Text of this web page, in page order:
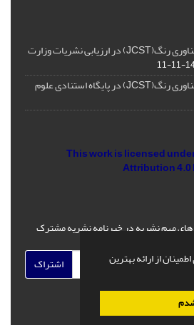
از ارائه بهترین
رتبه فصلنامه علمی علوم و فناوری رنگ(JCST) در ارزیابی نشریات وزارت
رتبه فصلنامه علمی علوم و فناوری رنگ(JCST) در پایگاه استنادی علوم
This work is licensed
Attribution
های مهم نشریه در خبرنامه نشریه مشترک
اشتراک